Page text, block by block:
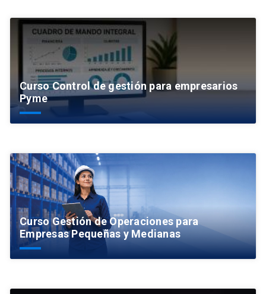
Curso Control de gestión para empresarios
Pyme
Curso Gestión de Operaciones para
Empresas Pequeñas y Medianas